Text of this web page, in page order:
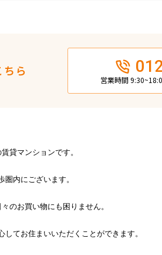
ら
営業時間
貸マンションです。
内にございます。
のお買い物にも困りません。
てお住まいいただくことができます。